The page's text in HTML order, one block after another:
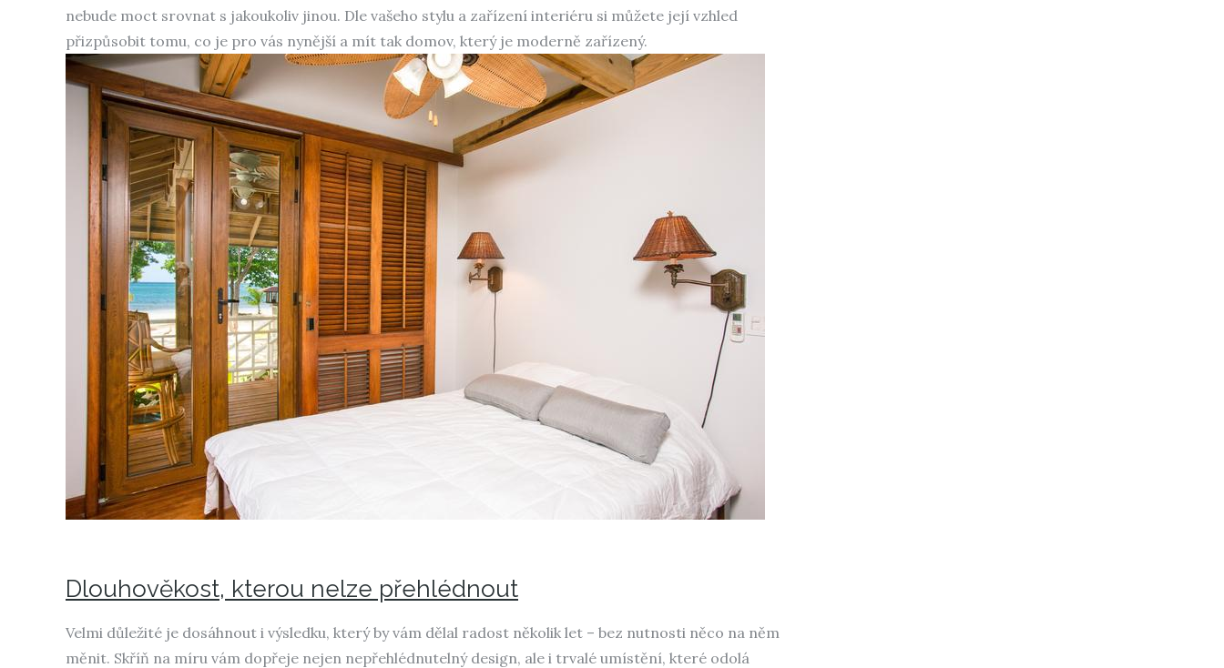
nebude moct srovnat s jakoukoliv jinou. Dle vašeho stylu a zařízení interiéru si můžete její vzhled
přizpůsobit tomu, co je pro vás nynější a mít tak domov, který je moderně zařízený.
Dlouhověkost, kterou nelze přehlédnout
Velmi důležité je dosáhnout i výsledku, který by vám dělal radost několik let – bez nutnosti něco na něm
měnit. Skříň na míru vám dopřeje nejen nepřehlédnutelný design, ale i trvalé umístění, které odolá